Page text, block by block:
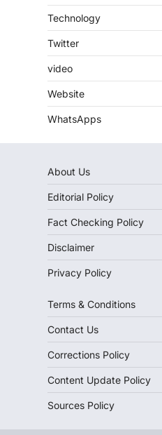
Technology
Twitter
video
Website
WhatsApps
About Us
Editorial Policy
Fact Checking Policy
Disclaimer
Privacy Policy
Terms & Conditions
Contact Us
Corrections Policy
Content Update Policy
Sources Policy